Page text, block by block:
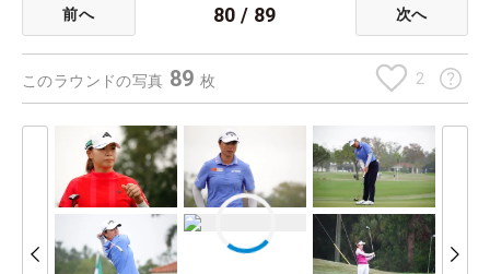
前へ 80 / 89 次へ
このラウンドの写真 89枚 2